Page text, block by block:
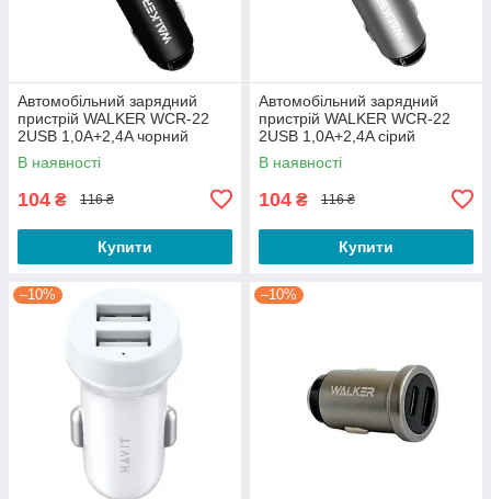
Автомобільний зарядний
пристрій WALKER WCR-22
2USB 1,0А+2,4A чорний
В наявності
104 ₴ 116 ₴
Купити
Автомобільний зарядний
пристрій WALKER WCR-22
2USB 1,0А+2,4A сірий
В наявності
104 ₴ 116 ₴
Купити
–10% –10%